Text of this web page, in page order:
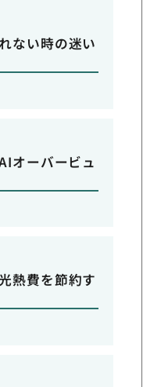
ない時の迷い
オーバービュ
熱費を節約す